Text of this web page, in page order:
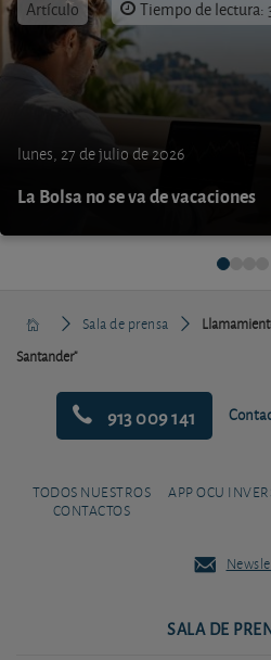
Artículo Tiempo de lectura:
lunes, 27 de julio de 2026
La Bolsa no se va de vacaciones
Sala de prensa
Santander"
913 009 141
TODOS NUESTROS
CONTACTOS
APP OCU
SALA DE